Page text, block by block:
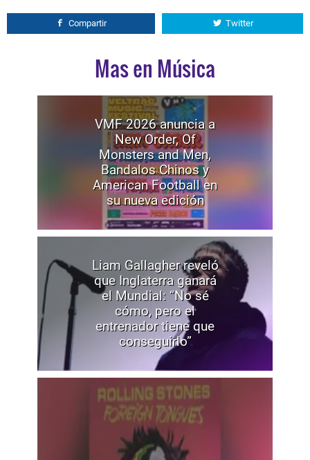
Compartir Twitter
Mas en Música
VMF 2026 anuncia a
New Order, Of
Monsters and Men,
Bandalos Chinos y
American Football en
su nueva edición
Liam Gallagher reveló
que Inglaterra ganará
el Mundial: “No sé
cómo, pero el
entrenador tiene que
conseguirlo”